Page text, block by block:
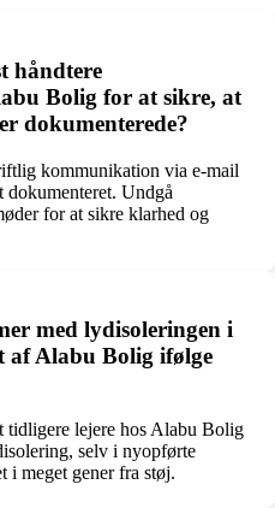
håndtere
Bolig for at sikre, at
dokumenterede?
kommunikation via e-mail
Undgå
for at sikre klarhed og
med lydisoleringen i
af Alabu Bolig ifølge
tidligere lejere hos Alabu Bolig
selv i nyopførte
i meget gener fra støj.